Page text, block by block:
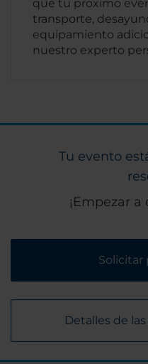
que tu próximo
transporte,
equipamiento
nuestro experto
Tu evento
¡Empezar
Solicitar
Detalles de